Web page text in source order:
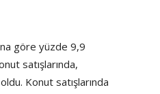
göre yüzde 9,9
satışlarında,
Konut satışlarında